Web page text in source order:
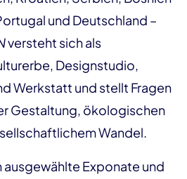
und Deutschland –
versteht sich als
Designstudio,
Werkstatt und stellt Fragen
Gestaltung, ökologischen
Wandel.
ausgewählte Exponate und